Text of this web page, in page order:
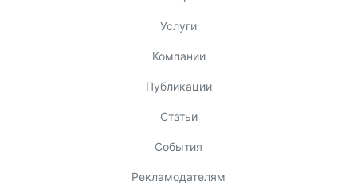
Услуги
Компании
Публикации
Статьи
События
Рекламодателям